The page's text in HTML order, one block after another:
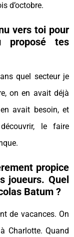
d’octobre.
vers toi pour
proposé tes
quel secteur je
on en avait déjà
avait besoin, et
le faire
propice
joueurs. Quel
Batum ?
de vacances. On
Charlotte. Quand